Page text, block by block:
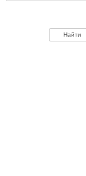
Найти